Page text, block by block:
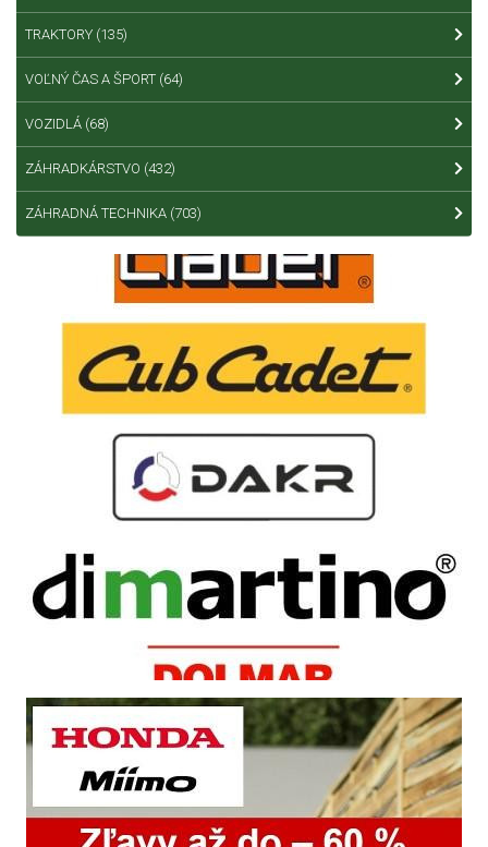
TRAKTORY (135)
VOĽNÝ ČAS A ŠPORT (64)
VOZIDLÁ (68)
ZÁHRADKÁRSTVO (432)
ZÁHRADNÁ TECHNIKA (703)